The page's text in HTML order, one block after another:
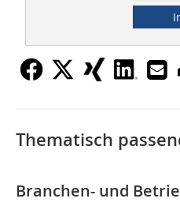
Thematisch
Branchen- und